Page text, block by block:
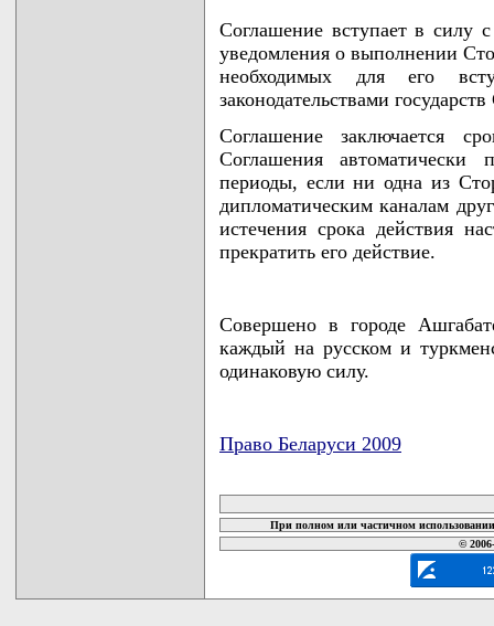
Соглашение вступает в силу
уведомления о выполнении
необходимых для его
законодательствами
Соглашение заключается
Соглашения автоматически
периоды, если ни одна из
дипломатическим каналам
истечения срока действия
прекратить его действие.
Совершено в городе
каждый на русском и
одинаковую силу.
Право Беларуси 2009
При полном или частичном
©